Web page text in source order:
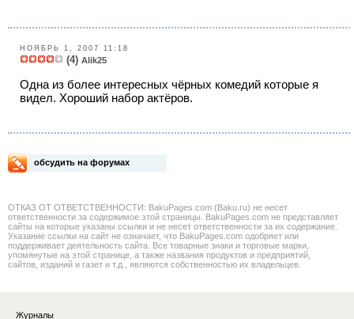
НОЯБРЬ 1, 2007 11:18
(4) Alik25
Одна из более интересных чёрных комедий которые я
видел. Хороший набор актёров.
обсудить на форумах
ОТКАЗ ОТ ОТВЕТСТВЕННОСТИ: BakuPages.com (Baku.ru) не несет
ответственности за содержимое этой страницы. BakuPages.com не представляет
сайты на которые указаны ссылки и не несет ответственности за их содержание.
Указание ссылки на сайт не означает, что BakuPages.com одобряет или
поддерживает деятельность сайта. Все товарные знаки и торговые марки,
упомянутые на этой странице, а также названия продуктов и предприятий,
сайтов, изданий и газет и т.д., являются собственностью их владельцев.
Журналы